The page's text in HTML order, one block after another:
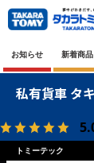
お知らせ 新着商品
私有貨車 タ
トミーテック